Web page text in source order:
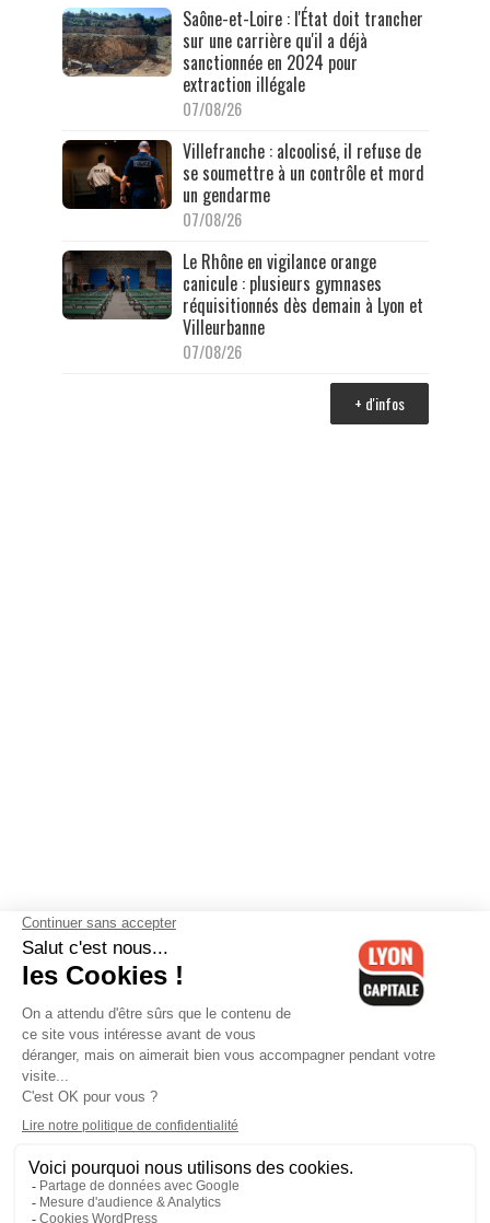
Saône-et-Loire : l'État doit trancher
sur une carrière qu'il a déjà
sanctionnée en 2024 pour
extraction illégale
07/08/26
Villefranche : alcoolisé, il refuse de
se soumettre à un contrôle et mord
un gendarme
07/08/26
Le Rhône en vigilance orange
canicule : plusieurs gymnases
réquisitionnés dès demain à Lyon et
Villeurbanne
07/08/26
+ d'infos
Contactez-nous-Mentions légales-CGV-Politique de
confidentialité-Gestion des cookies